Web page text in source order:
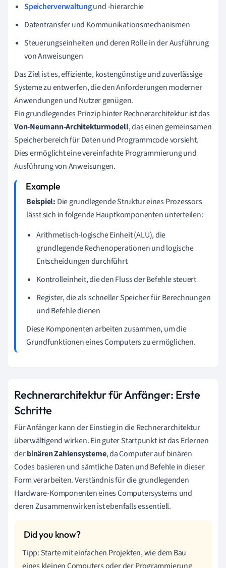
Speicherverwaltungund -hierarchie
Datentransfer und Kommunikationsmechanismen
Steuerungseinheiten und deren Rolle in der Ausführung
von Anweisungen
Das Ziel ist es, effiziente, kostengünstige und zuverlässige
Systeme zu entwerfen, die den Anforderungen moderner
Anwendungen und Nutzer genügen.
Ein grundlegendes Prinzip hinter Rechnerarchitektur ist das
Von-Neumann-Architekturmodell, das einen gemeinsamen
Speicherbereich für Daten und Programmcode vorsieht.
Dies ermöglicht eine vereinfachte Programmierung und
Ausführung von Anweisungen.
Beispiel: Die grundlegende Struktur eines Prozessors
lässt sich in folgende Hauptkomponenten unterteilen:
Arithmetisch-logische Einheit (ALU), die
grundlegende Rechenoperationen und logische
Entscheidungen durchführt
Kontrolleinheit, die den Fluss der Befehle steuert
Register, die als schneller Speicher für Berechnungen
und Befehle dienen
Diese Komponenten arbeiten zusammen, um die
Grundfunktionen eines Computers zu ermöglichen.
Rechnerarchitektur für Anfänger: Erste
Schritte
Für Anfänger kann der Einstieg in die Rechnerarchitektur
überwältigend wirken. Ein guter Startpunkt ist das Erlernen
derbinären Zahlensysteme, da Computer auf binären
Codes basieren und sämtliche Daten und Befehle in dieser
Form verarbeiten. Verständnis für die grundlegenden
Hardware-Komponenten eines Computersystems und
deren Zusammenwirken ist ebenfalls essentiell.
Tipp: Starte mit einfachen Projekten, wie dem Bau
eines kleinen Computers oder der Programmierung